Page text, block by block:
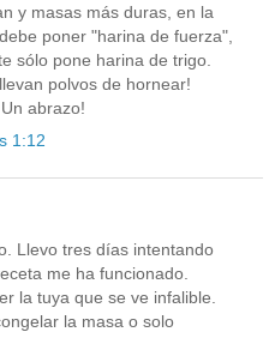
y masas más duras, en la
poner "harina de fuerza",
sólo pone harina de trigo.
polvos de hornear!
abrazo!
1:12
Llevo tres días intentando
me ha funcionado.
la tuya que se ve infalible.
la masa o solo